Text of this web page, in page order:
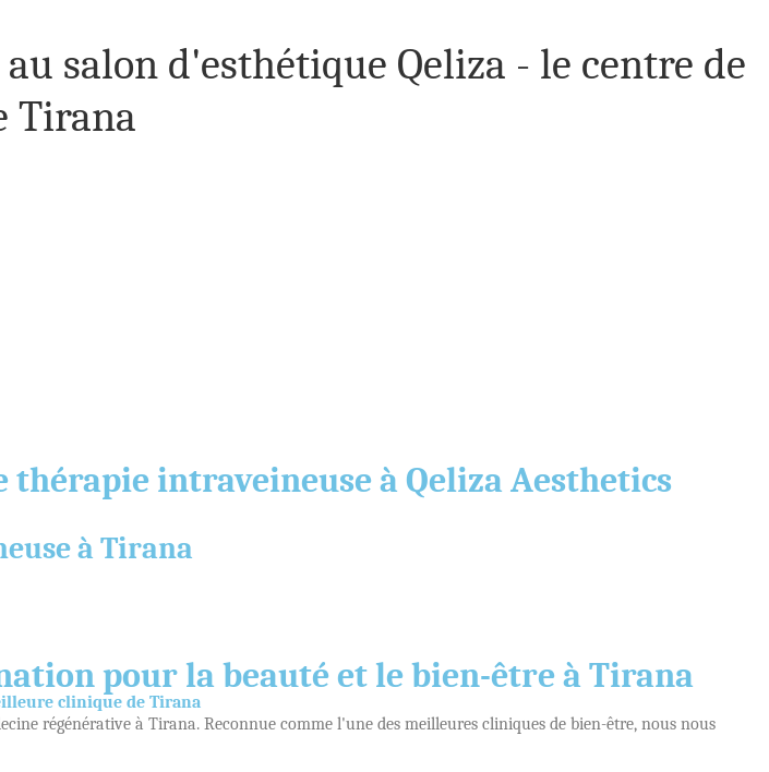
salon d'esthétique Qeliza - le centre de
Tirana
intraveineuse à Qeliza Aesthetics
à Tirana
pour la beauté et le bien-être à Tirana
clinique de Tirana
régénérative à Tirana. Reconnue comme l'une des meilleures cliniques de bien-être, nous nous